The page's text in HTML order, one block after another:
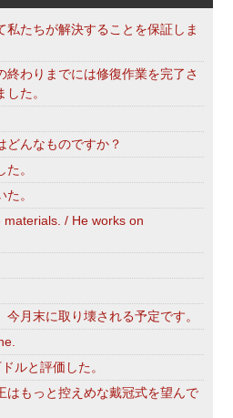
私たちが解決することを保証しま
終わりまでには修復作業を完了さ
た。
どんなものですか？
。
。
/ He works on
月末に取り壊される予定です。
ルと評価した。
はもっと控えめな戴冠式を望んで